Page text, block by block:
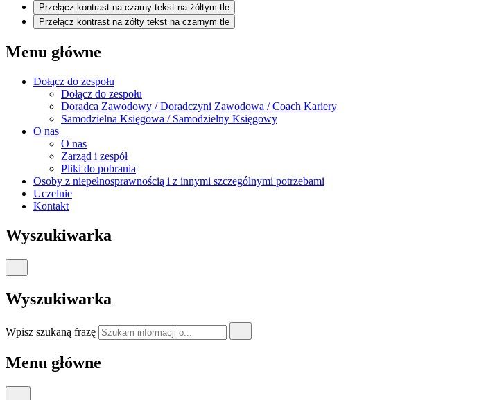
Przełącz kontrast na czarny tekst na żółtym tle
Przełącz kontrast na żółty tekst na czarnym tle
Menu główne
Dołącz do zespołu
Dołącz do zespołu
Doradca Zawodowy / Doradczyni Zawodowa / Coach Kariery
Samodzielna Księgowa / Samodzielny Księgowy
O nas
O nas
Zarząd i zespół
Pliki do pobrania
Osoby z niepełnosprawnością i z innymi szczególnymi potrzebami
Uczelnie
Kontakt
Wyszukiwarka
Wyszukiwarka
Wpisz szukaną frazę
Menu główne